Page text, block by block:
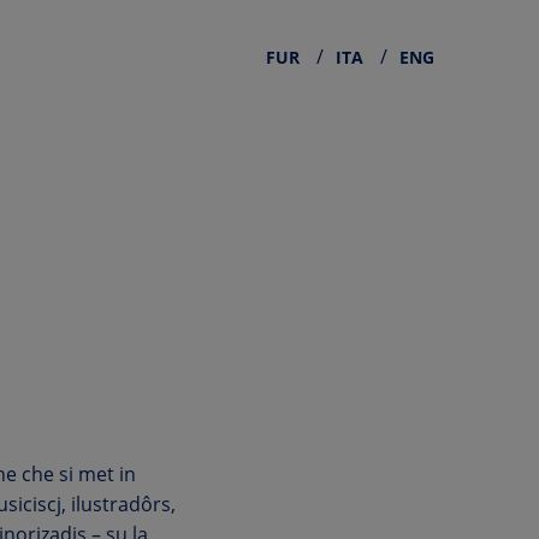
FUR ITA ENG
che si met in
ilustradôrs,